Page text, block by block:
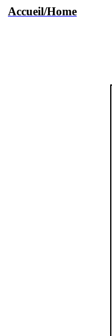
Accueil/Home